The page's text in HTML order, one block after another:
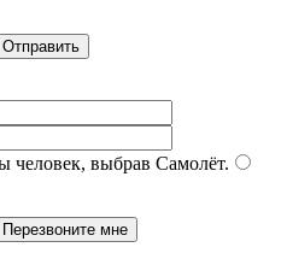
человек, выбрав Самолёт.